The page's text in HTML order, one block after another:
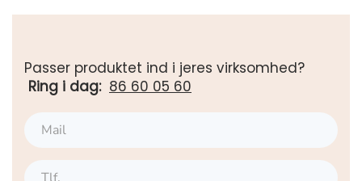
Passer produktet ind i jeres virksomhed?
Ring i dag: 86 60 05 60